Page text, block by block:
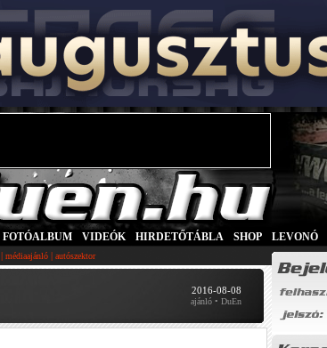
FOTÓALBUM VIDEÓK HIRDETŐTÁBLA SHOP LEVONÓ
| médiaajánló | autószektor
2016-08-08
ajánló • DuEn